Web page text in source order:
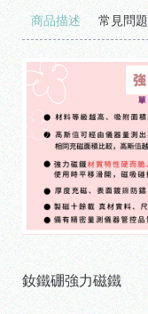
商品描述 常見問題
釹鐵硼強力磁鐵